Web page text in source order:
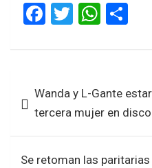
F
ce
o
o
k
T
tt
W
at
A
p
p
ar
de Wanda y L-Gante
tercera mujer en
Se retoman las